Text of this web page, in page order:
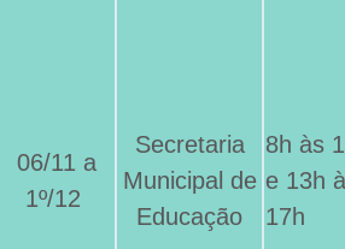
06/11 a
1º/12
Secretaria
Municipal de
Educação
8h às
e 13h
17h